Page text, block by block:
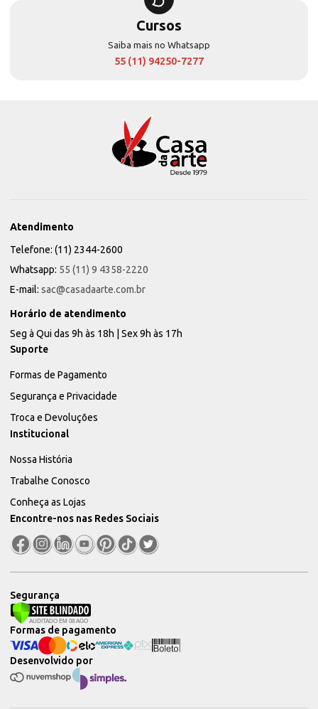
Cursos
Saiba mais no Whatsapp
55 (11) 94250-7277
Atendimento
Telefone: (11) 2344-2600
Whatsapp: 55 (11) 9 4358-2220
E-mail: sac@casadaarte.com.br
Horário de atendimento
Seg à Qui das 9h às 18h | Sex 9h às 17h
Suporte
Formas de Pagamento
Segurança e Privacidade
Troca e Devoluções
Institucional
Nossa História
Trabalhe Conosco
Conheça as Lojas
Encontre-nos nas Redes Sociais
Segurança
Desenvolvido por
Formas de pagamento